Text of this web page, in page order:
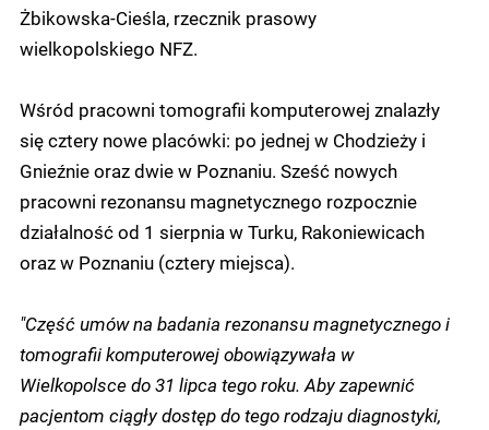
Żbikowska-Cieśla, rzecznik prasowy
wielkopolskiego NFZ.
Wśród pracowni tomografii komputerowej znalazły
się cztery nowe placówki: po jednej w Chodzieży i
Gnieźnie oraz dwie w Poznaniu. Sześć nowych
pracowni rezonansu magnetycznego rozpocznie
działalność od 1 sierpnia w Turku, Rakoniewicach
oraz w Poznaniu (cztery miejsca).
"Część umów na badania rezonansu magnetycznego i
tomografii komputerowej obowiązywała w
Wielkopolsce do 31 lipca tego roku. Aby zapewnić
pacjentom ciągły dostęp do tego rodzaju diagnostyki,